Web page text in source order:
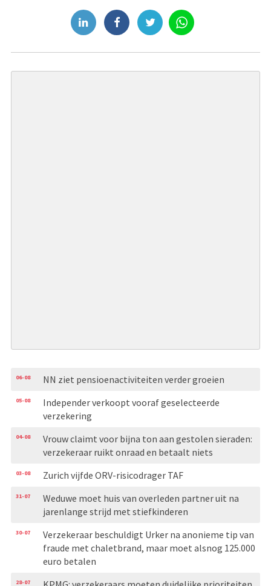
06-08 NN ziet pensioenactiviteiten verder groeien
05-08
Independer verkoopt vooraf geselecteerde
verzekering
04-08
Vrouw claimt voor bijna ton aan gestolen sieraden:
verzekeraar ruikt onraad en betaalt niets
03-08 Zurich vijfde ORV-risicodrager TAF
31-07
Weduwe moet huis van overleden partner uit na
jarenlange strijd met stiefkinderen
30-07
Verzekeraar beschuldigt Urker na anonieme tip van
fraude met chaletbrand, maar moet alsnog 125.000
euro betalen
28-07